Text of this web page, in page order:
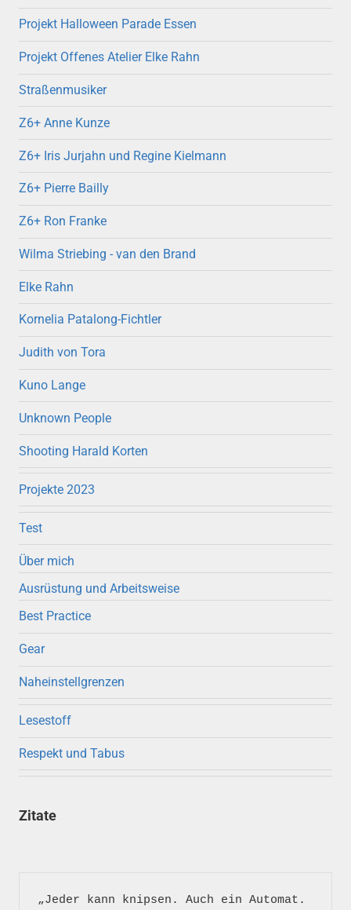
Projekt Halloween Parade Essen
Projekt Offenes Atelier Elke Rahn
Straßenmusiker
Z6+ Anne Kunze
Z6+ Iris Jurjahn und Regine Kielmann
Z6+ Pierre Bailly
Z6+ Ron Franke
Wilma Striebing - van den Brand
Elke Rahn
Kornelia Patalong-Fichtler
Judith von Tora
Kuno Lange
Unknown People
Shooting Harald Korten
Projekte 2023
Test
Über mich
Ausrüstung und Arbeitsweise
Best Practice
Gear
Naheinstellgrenzen
Lesestoff
Respekt und Tabus
Zitate
„Jeder kann knipsen. Auch ein Automat.